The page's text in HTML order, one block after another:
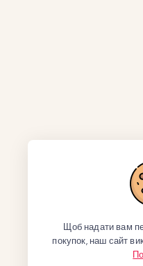
Щоб надати вам
покупок, наш сайт